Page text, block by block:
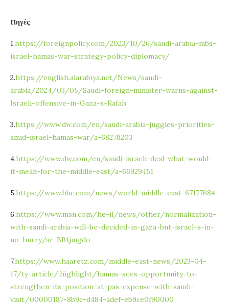
Πηγές
1.https://foreignpolicy.com/2023/10/26/saudi-arabia-mbs-
israel-hamas-war-strategy-policy-diplomacy/
2.https://english.alarabiya.net/News/saudi-
arabia/2024/03/05/Saudi-foreign-minister-warns-against-
Israeli-offensive-in-Gaza-s-Rafah
3.https://www.dw.com/en/saudi-arabia-juggles-priorities-
amid-israel-hamas-war/a-68278203
4.https://www.dw.com/en/saudi-israeli-deal-what-would-
it-mean-for-the-middle-east/a-66929451
5.https://www.bbc.com/news/world-middle-east-67177684
6.https://www.msn.com/he-il/news/other/normalization-
with-saudi-arabia-will-be-decided-in-gaza-but-israel-s-in-
no-hurry/ar-BB1jmgdo
7.https://www.haaretz.com/middle-east-news/2023-04-
17/ty-article/.highlight/hamas-sees-opportunity-to-
strengthen-its-position-at-pas-expense-with-saudi-
visit/00000187-8b9c-d484-adef-eb9ce0f90000